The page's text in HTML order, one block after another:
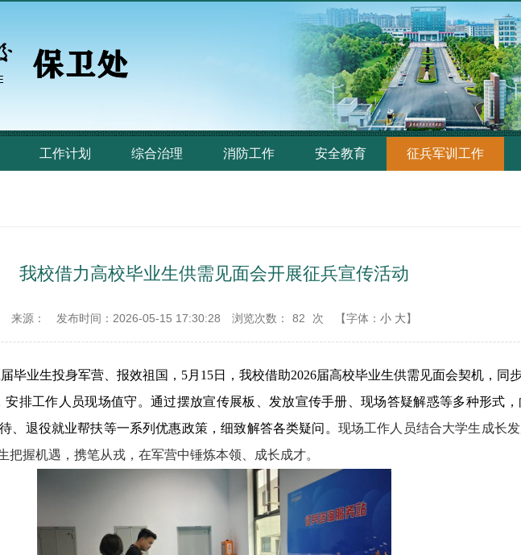
工作计划 综合治理 消防工作 安全教育 征兵军训工作
我校借力高校毕业生供需见面会开展征兵宣传活动
来源： 发布时间：2026-05-15 17:30:28 浏览次数： 82 次 【字体： 小 大】
毕业生投身军营、报效祖国，5月15日，我校借助2026届高校毕业生供需见面会契机，同
排工作人员现场值守。通过摆放宣传展板、发放宣传手册、现场答疑解惑等多种形式
、退役就业帮扶等一系列优惠政策，细致解答各类疑问。 现场工作人员结合大学生成长
握机遇，携笔从戎，在军营中锤炼本领、成长成才。